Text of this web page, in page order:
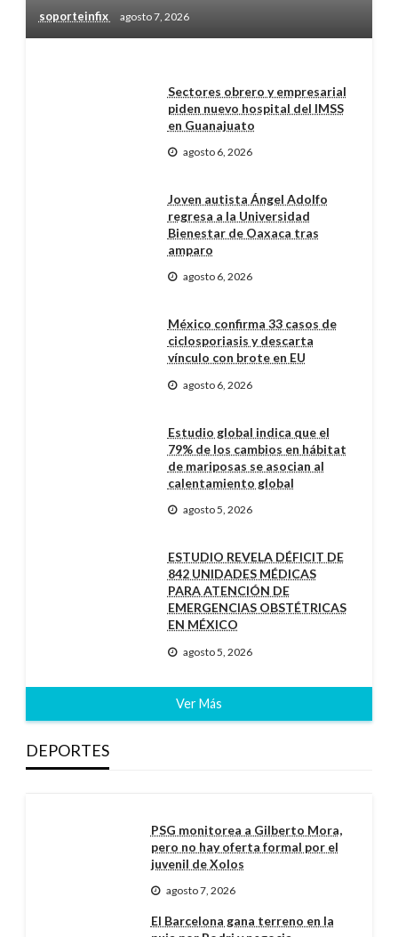
soporteinfix agosto 7, 2026
Sectores obrero y empresarial
piden nuevo hospital del IMSS
en Guanajuato
agosto 6, 2026
Joven autista Ángel Adolfo
regresa a la Universidad
Bienestar de Oaxaca tras
amparo
agosto 6, 2026
México confirma 33 casos de
ciclosporiasis y descarta
vínculo con brote en EU
agosto 6, 2026
Estudio global indica que el
79% de los cambios en hábitat
de mariposas se asocian al
calentamiento global
agosto 5, 2026
ESTUDIO REVELA DÉFICIT DE
842 UNIDADES MÉDICAS
PARA ATENCIÓN DE
EMERGENCIAS OBSTÉTRICAS
EN MÉXICO
agosto 5, 2026
Ver Más
DEPORTES
PSG monitorea a Gilberto Mora,
pero no hay oferta formal por el
juvenil de Xolos
agosto 7, 2026
El Barcelona gana terreno en la